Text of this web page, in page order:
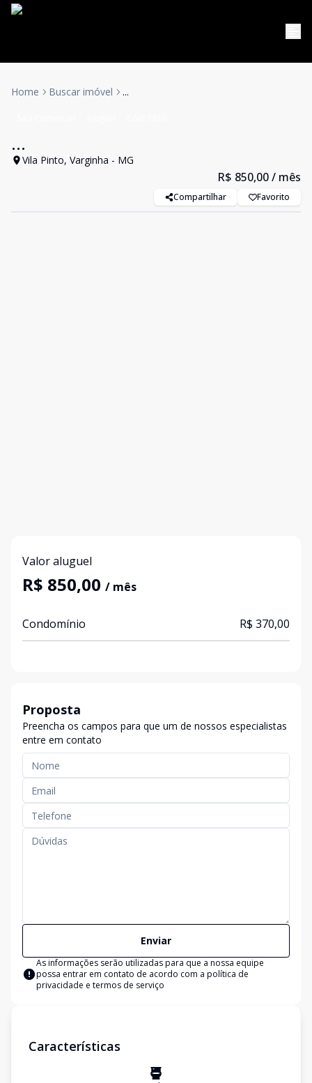
Home Buscar imóvel ...
...
Vila Pinto, Varginha - MG
R$ 850,00/ mês
Compartilhar Favorito
Valor aluguel
R$ 850,00 / mês
Condomínio R$ 370,00
Proposta
Preencha os campos para que um de nossos especialistas
entre em contato
Enviar
As informações serão utilizadas para que a nossa equipe
possa entrar em contato de acordo com a política de
privacidade e termos de serviço
Características